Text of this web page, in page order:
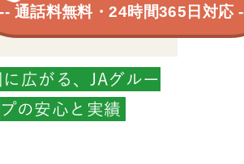
通話料無料・24時間365日対応
に広がる、JAグルー
プの安心と実績